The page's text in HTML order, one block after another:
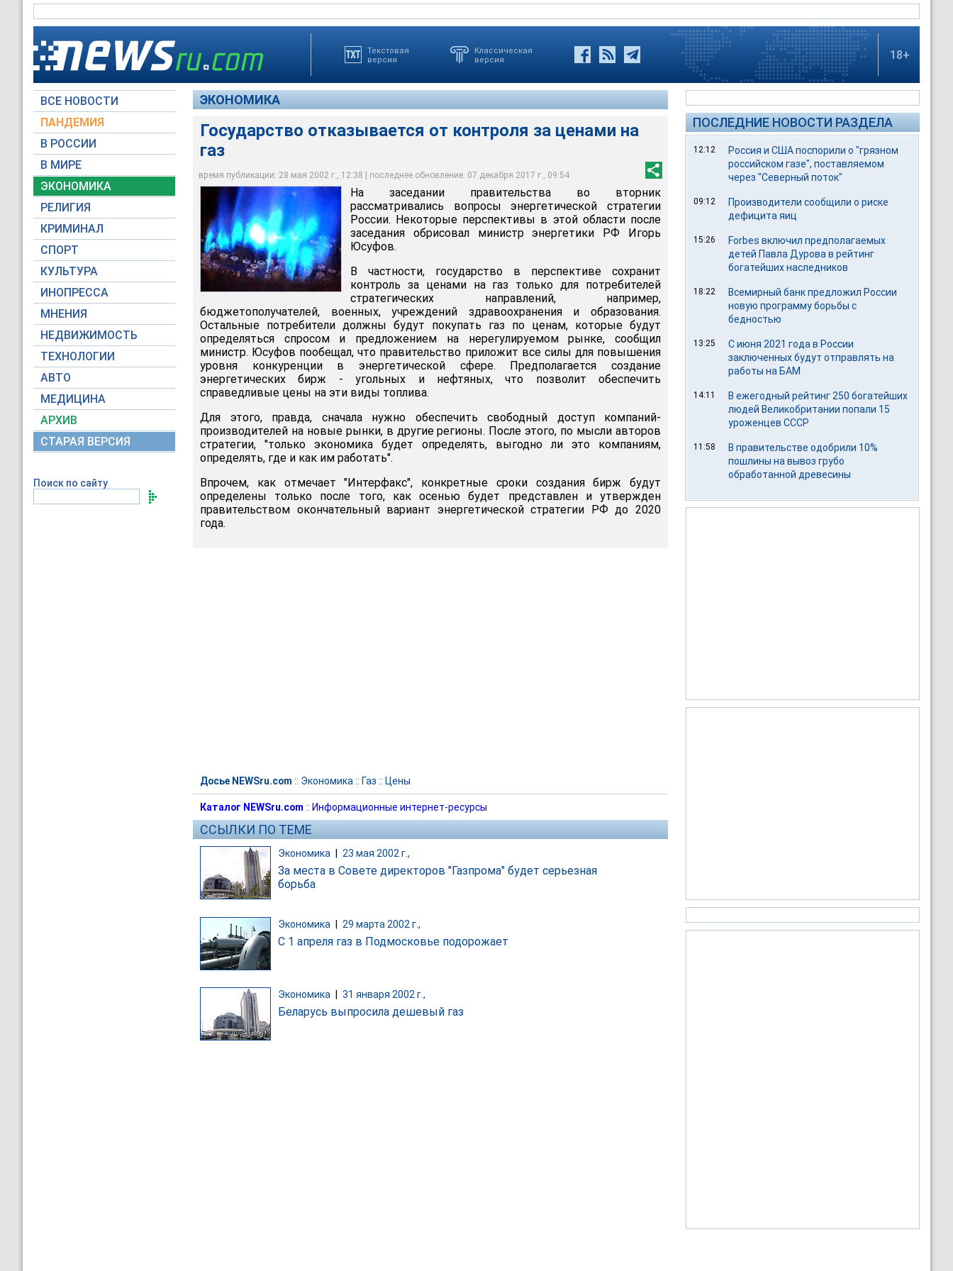
Текстовая
версия
Классическая
версия
18+
ВСЕ НОВОСТИ
ПАНДЕМИЯ
В РОССИИ
В МИРЕ
ЭКОНОМИКА
РЕЛИГИЯ
КРИМИНАЛ
СПОРТ
КУЛЬТУРА
ИНОПРЕССА
МНЕНИЯ
НЕДВИЖИМОСТЬ
ТЕХНОЛОГИИ
АВТО
МЕДИЦИНА
АРХИВ
СТАРАЯ ВЕРСИЯ
Поиск по сайту
ЭКОНОМИКА
Государство отказывается от контроля за ценами на
газ
время публикации: 28 мая 2002 г., 12:38 | последнее обновление: 07 декабря 2017 г., 09:54
Государство отказывается от контроля за ценами на газ
Архив NTVRU.com
На заседании правительства во вторник
рассматривались вопросы энергетической стратегии
России. Некоторые перспективы в этой области после
заседания обрисовал министр энергетики РФ Игорь
Юсуфов.
В частности, государство в перспективе сохранит
контроль за ценами на газ только для потребителей
стратегических направлений, например,
бюджетополучателей, военных, учреждений здравоохранения и образования.
Остальные потребители должны будут покупать газ по ценам, которые будут
определяться спросом и предложением на нерегулируемом рынке, сообщил
министр. Юсуфов пообещал, что правительство приложит все силы для повышения
уровня конкуренции в энергетической сфере. Предполагается создание
энергетических бирж - угольных и нефтяных, что позволит обеспечить
справедливые цены на эти виды топлива.
Для этого, правда, сначала нужно обеспечить свободный доступ компаний-
производителей на новые рынки, в другие регионы. После этого, по мысли авторов
стратегии, "только экономика будет определять, выгодно ли это компаниям,
определять, где и как им работать".
Впрочем, как отмечает "Интерфакс", конкретные сроки создания бирж будут
определены только после того, как осенью будет представлен и утвержден
правительством окончательный вариант энергетической стратегии РФ до 2020
года.
Досье NEWSru.com :: Экономика :: Газ :: Цены
Каталог NEWSru.com :: Информационные интернет-ресурсы
ССЫЛКИ ПО ТЕМЕ
Экономика 23 мая 2002 г.,
За места в Совете директоров "Газпрома" будет серьезная
борьба
Экономика 29 марта 2002 г.,
С 1 апреля газ в Подмосковье подорожает
Экономика 31 января 2002 г.,
Беларусь выпросила дешевый газ
ПОСЛЕДНИЕ НОВОСТИ РАЗДЕЛА
12:12
Россия и США поспорили о "грязном
российском газе", поставляемом
через "Северный поток"
09:12
Производители сообщили о риске
дефицита яиц
15:26
Forbes включил предполагаемых
детей Павла Дурова в рейтинг
богатейших наследников
18:22
Всемирный банк предложил России
новую программу борьбы с
бедностью
13:25
С июня 2021 года в России
заключенных будут отправлять на
работы на БАМ
14:11
В ежегодный рейтинг 250 богатейших
людей Великобритании попали 15
уроженцев СССР
11:58
В правительстве одобрили 10%
пошлины на вывоз грубо
обработанной древесины